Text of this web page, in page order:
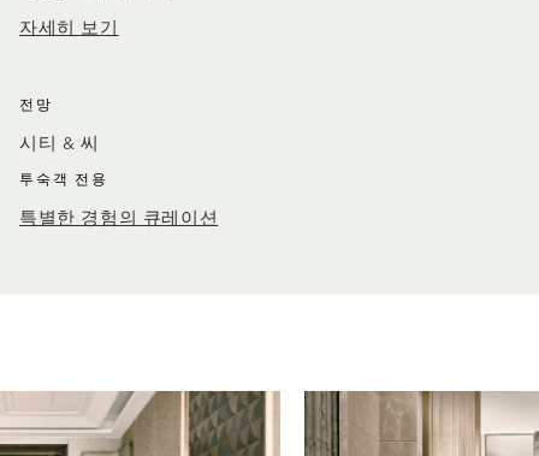
자세히 보기
전망
시티 & 씨
투숙객 전용
특별한 경험의 큐레이션